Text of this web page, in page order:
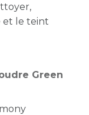
et le teint
Green